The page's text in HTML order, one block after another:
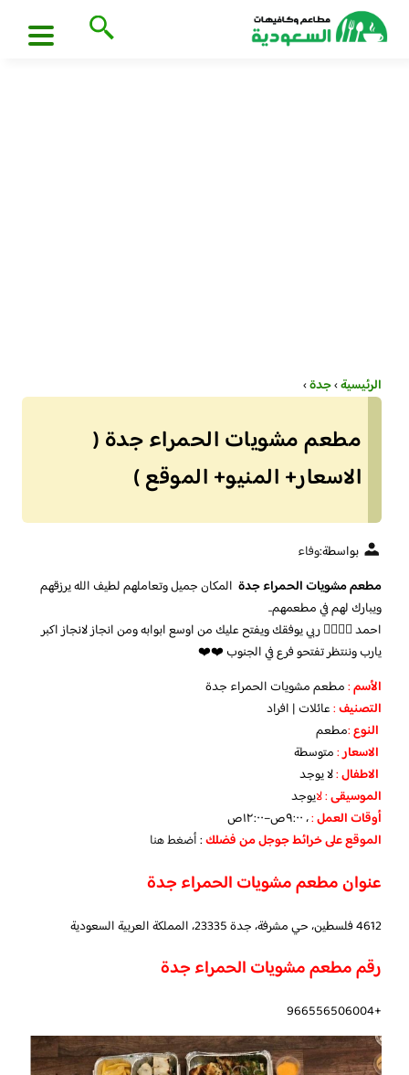
الرئيسية›جدة›
مطعم مشويات الحمراء جدة (
الاسعار+ المنيو+ الموقع )
بواسطة:وفاء
مطعم مشويات الحمراء جدة المكان جميل وتعاملهم لطيف الله يرزقهم
ويبارك لهم في مطعمهم..
احمد 👍🏼👍🏼 ربي يوفقك ويفتح عليك من اوسع ابوابه ومن انجاز لانجاز اكبر
يارب وننتظر تفتحو فرع في الجنوب ❤️❤️
الأسم:مطعم مشويات الحمراء جدة
التصنيف:عائلات | افراد
النوع:مطعم
الاسعار:متوسطة
الاطفال:لا يوجد
الموسيقى: لايوجد
‏أوقات العمل:، ٩:٠٠ص–١٢:٠٠ص
الموقع على خرائط جوجل من فضلك:أضغط هنا
عنوان مطعم مشويات الحمراء جدة
4612 فلسطين، حي مشرفة، جدة 23335، المملكة العربية السعودية
رقم مطعم مشويات الحمراء جدة
+966556506004